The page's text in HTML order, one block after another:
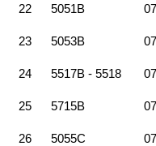
22 5051B
23 5053B
24 5517B - 5518
25 5715B
26 5055C